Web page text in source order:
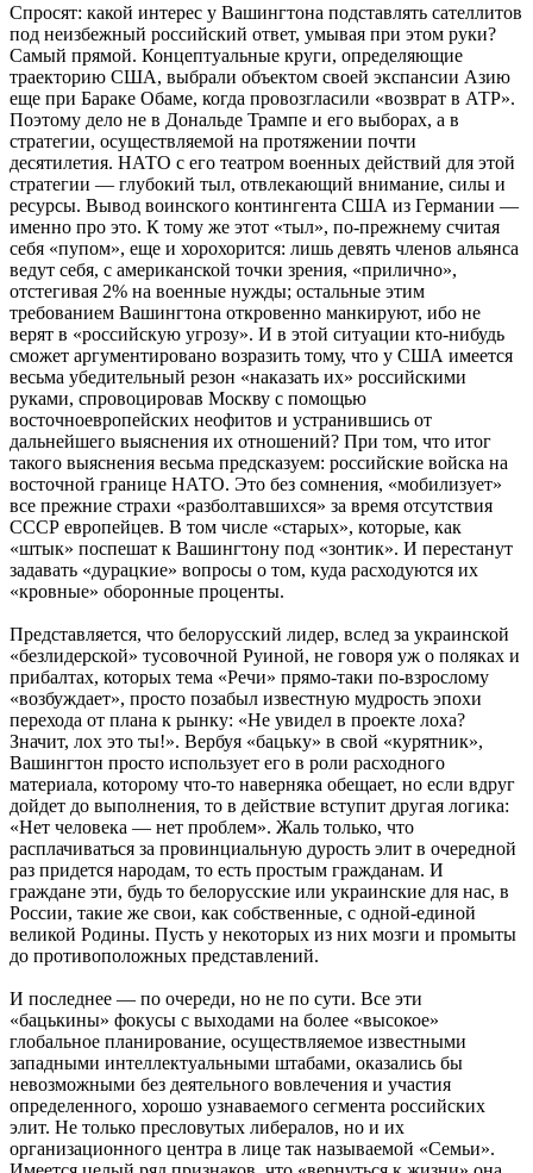
Спросят: какой интерес у Вашингтона подставлять сателлитов
под неизбежный российский ответ, умывая при этом руки?
Самый прямой. Концептуальные круги, определяющие
траекторию США, выбрали объектом своей экспансии Азию
еще при Бараке Обаме, когда провозгласили «возврат в АТР».
Поэтому дело не в Дональде Трампе и его выборах, а в
стратегии, осуществляемой на протяжении почти
десятилетия. НАТО с его театром военных действий для этой
стратегии — глубокий тыл, отвлекающий внимание, силы и
ресурсы. Вывод воинского контингента США из Германии —
именно про это. К тому же этот «тыл», по-прежнему считая
себя «пупом», еще и хорохорится: лишь девять членов альянса
ведут себя, с американской точки зрения, «прилично»,
отстегивая 2% на военные нужды; остальные этим
требованием Вашингтона откровенно манкируют, ибо не
верят в «российскую угрозу». И в этой ситуации кто-нибудь
сможет аргументировано возразить тому, что у США имеется
весьма убедительный резон «наказать их» российскими
руками, спровоцировав Москву с помощью
восточноевропейских неофитов и устранившись от
дальнейшего выяснения их отношений? При том, что итог
такого выяснения весьма предсказуем: российские войска на
восточной границе НАТО. Это без сомнения, «мобилизует»
все прежние страхи «разболтавшихся» за время отсутствия
СССР европейцев. В том числе «старых», которые, как
«штык» поспешат к Вашингтону под «зонтик». И перестанут
задавать «дурацкие» вопросы о том, куда расходуются их
«кровные» оборонные проценты.
Представляется, что белорусский лидер, вслед за украинской
«безлидерской» тусовочной Руиной, не говоря уж о поляках и
прибалтах, которых тема «Речи» прямо-таки по-взрослому
«возбуждает», просто позабыл известную мудрость эпохи
перехода от плана к рынку: «Не увидел в проекте лоха?
Значит, лох это ты!». Вербуя «бацьку» в свой «курятник»,
Вашингтон просто использует его в роли расходного
материала, которому что-то наверняка обещает, но если вдруг
дойдет до выполнения, то в действие вступит другая логика:
«Нет человека — нет проблем». Жаль только, что
расплачиваться за провинциальную дурость элит в очередной
раз придется народам, то есть простым гражданам. И
граждане эти, будь то белорусские или украинские для нас, в
России, такие же свои, как собственные, с одной-единой
великой Родины. Пусть у некоторых из них мозги и промыты
до противоположных представлений.
И последнее — по очереди, но не по сути. Все эти
«бацькины» фокусы с выходами на более «высокое»
глобальное планирование, осуществляемое известными
западными интеллектуальными штабами, оказались бы
невозможными без деятельного вовлечения и участия
определенного, хорошо узнаваемого сегмента российских
элит. Не только пресловутых либералов, но и их
организационного центра в лице так называемой «Семьи».